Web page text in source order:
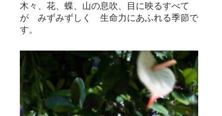
木々、花、蝶、山の息吹、目に映るすべて
が みずみずしく 生命力にあふれる季節で
す。